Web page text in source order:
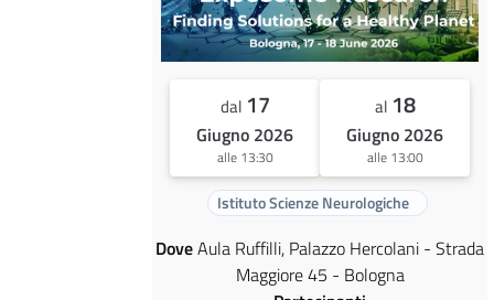
dal17
Giugno 2026
alle 13:30
al18
Giugno 2026
alle 13:00
Istituto Scienze Neurologiche
DoveAula Ruffilli, Palazzo Hercolani - Strada
Maggiore 45 - Bologna